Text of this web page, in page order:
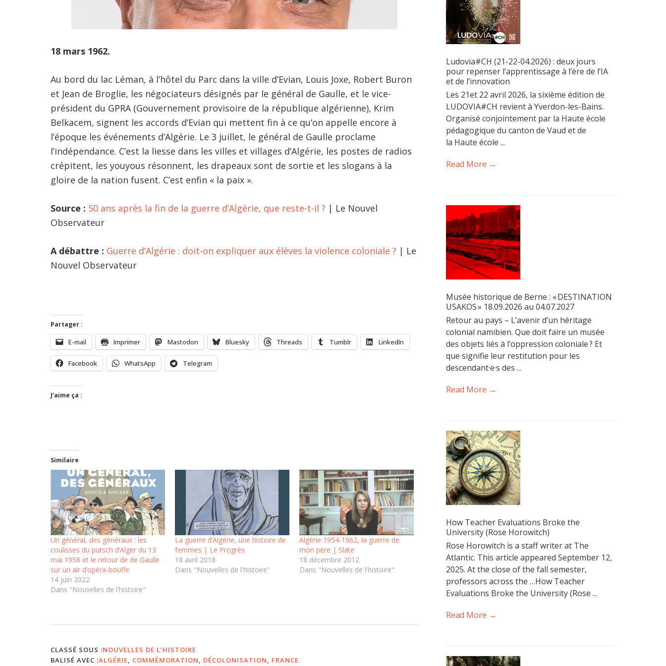
18 mars 1962.
Au bord du lac Léman, à l’hôtel du Parc dans la ville d’Evian, Louis Joxe, Robert Buron
et Jean de Broglie, les négociateurs désignés par le général de Gaulle, et le vice-
président du GPRA (Gouvernement provisoire de la république algérienne), Krim
Belkacem, signent les accords d’Evian qui mettent fin à ce qu’on appelle encore à
l’époque les événements d’Algérie. Le 3 juillet, le général de Gaulle proclame
l’indépendance. C’est la liesse dans les villes et villages d’Algérie, les postes de radios
crépitent, les youyous résonnent, les drapeaux sont de sortie et les slogans à la
gloire de la nation fusent. C’est enfin « la paix ».
Source : 50 ans après la fin de la guerre d’Algérie, que reste-t-il ? | Le Nouvel
Observateur
A débattre : Guerre d’Algérie : doit-on expliquer aux élèves la violence coloniale ? | Le
Nouvel Observateur
Partager :
E-mail Imprimer Mastodon Bluesky Threads Tumblr LinkedIn
Facebook WhatsApp Telegram
J’aime ça :
Similaire
Un général, des généraux : les
coulisses du putsch d’Alger du 13
mai 1958 et le retour de de Gaulle
sur un air d’opéra-bouffe
14 juin 2022
Dans "Nouvelles de l'histoire"
La guerre d’Algérie, une histoire de
femmes | Le Progrès
18 avril 2018
Dans "Nouvelles de l'histoire"
Algérie 1954-1962, la guerre de
mon père | Slate
18 décembre 2012
Dans "Nouvelles de l'histoire"
CLASSÉ SOUS :NOUVELLES DE L'HISTOIRE
BALISÉ AVEC :ALGÉRIE, COMMÉMORATION, DÉCOLONISATION, FRANCE
Ludovia#CH (21-22-04.2026) : deux jours
pour repenser l’apprentissage à l’ère de l’IA
et de l’innovation
Les 21et 22 avril 2026, la sixième édition de
LUDOVIA#CH revient à Yverdon-les-Bains.
Organisé conjointement par la Haute école
pédagogique du canton de Vaud et de
la Haute école ...
Read More →
Musée historique de Berne : « DESTINATION
USAKOS » 18.09.2026 au 04.07.2027
Retour au pays – L’avenir d’un héritage
colonial namibien. Que doit faire un musée
des objets liés à l’oppression coloniale ? Et
que signifie leur restitution pour les
descendant·e·s des ...
Read More →
How Teacher Evaluations Broke the
University (Rose Horowitch)
Rose Horowitch is a staff writer at The
Atlantic. This article appeared September 12,
2025. At the close of the fall semester,
professors across the …How Teacher
Evaluations Broke the University (Rose ...
Read More →